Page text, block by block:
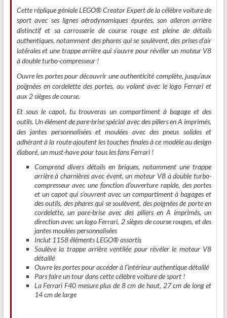
Cette réplique géniale LEGO® Creator Expert de la célèbre voiture de
sport avec ses lignes aérodynamiques épurées, son aileron arrière
distinctif et sa carrosserie de course rouge est pleine de détails
authentiques, notamment des phares qui se soulèvent, des prises d’air
latérales et une trappe arrière qui s’ouvre pour révéler un moteur V8
à double turbo-compresseur !
Ouvre les portes pour découvrir une authenticité complète, jusqu’aux
poignées en cordelette des portes, au volant avec le logo Ferrari et
aux 2 sièges de course.
Et sous le capot, tu trouveras un compartiment à bagage et des
outils. Un élément de pare-brise spécial avec des piliers en A imprimés,
des jantes personnalisées et moulées avec des pneus solides et
adhérant à la route ajoutent les touches finales à ce modèle au design
élaboré, un must-have pour tous les fans Ferrari !
Comprend divers détails en briques, notamment une trappe
arrière à charnières avec évent, un moteur V8 à double turbo-
compresseur avec une fonction d’ouverture rapide, des portes
et un capot qui s’ouvrent avec un compartiment à bagages et
des outils, des phares qui se soulèvent, des poignées de porte en
cordelette, un pare-brise avec des piliers en A imprimés, un
direction avec un logo Ferrari, 2 sièges de course rouges, et des
jantes moulées personnalisées
Inclut 1158 éléments LEGO® assortis
Soulève la trappe arrière ventilée pour révéler le moteur V8
détaillé
Ouvre les portes pour accéder à l’intérieur authentique détaillé
Pars faire un tour dans cette célèbre voiture de sport !
La Ferrari F40 mesure plus de 8 cm de haut, 27 cm de long et
14 cm de large